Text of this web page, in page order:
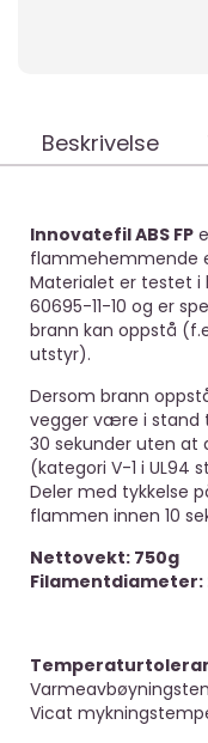
Beskrivelse
Innovatefil ABS FP
flammehemmende
Materialet er testet i
60695-11-10 og er
brann kan oppstå
utstyr).
Dersom brann
vegger være i stand
30 sekunder uten at
(kategori V-1 i UL94
Deler med tykkelse
flammen innen 10
Nettovekt: 750g
Filamentdiameter:
Vicat